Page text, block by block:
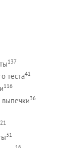
137
теста41
116
36
21
31